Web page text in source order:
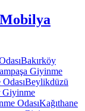
Bakırköy
Giyinme
Beylikdüzü
Giyinme
OdasıKağıthane